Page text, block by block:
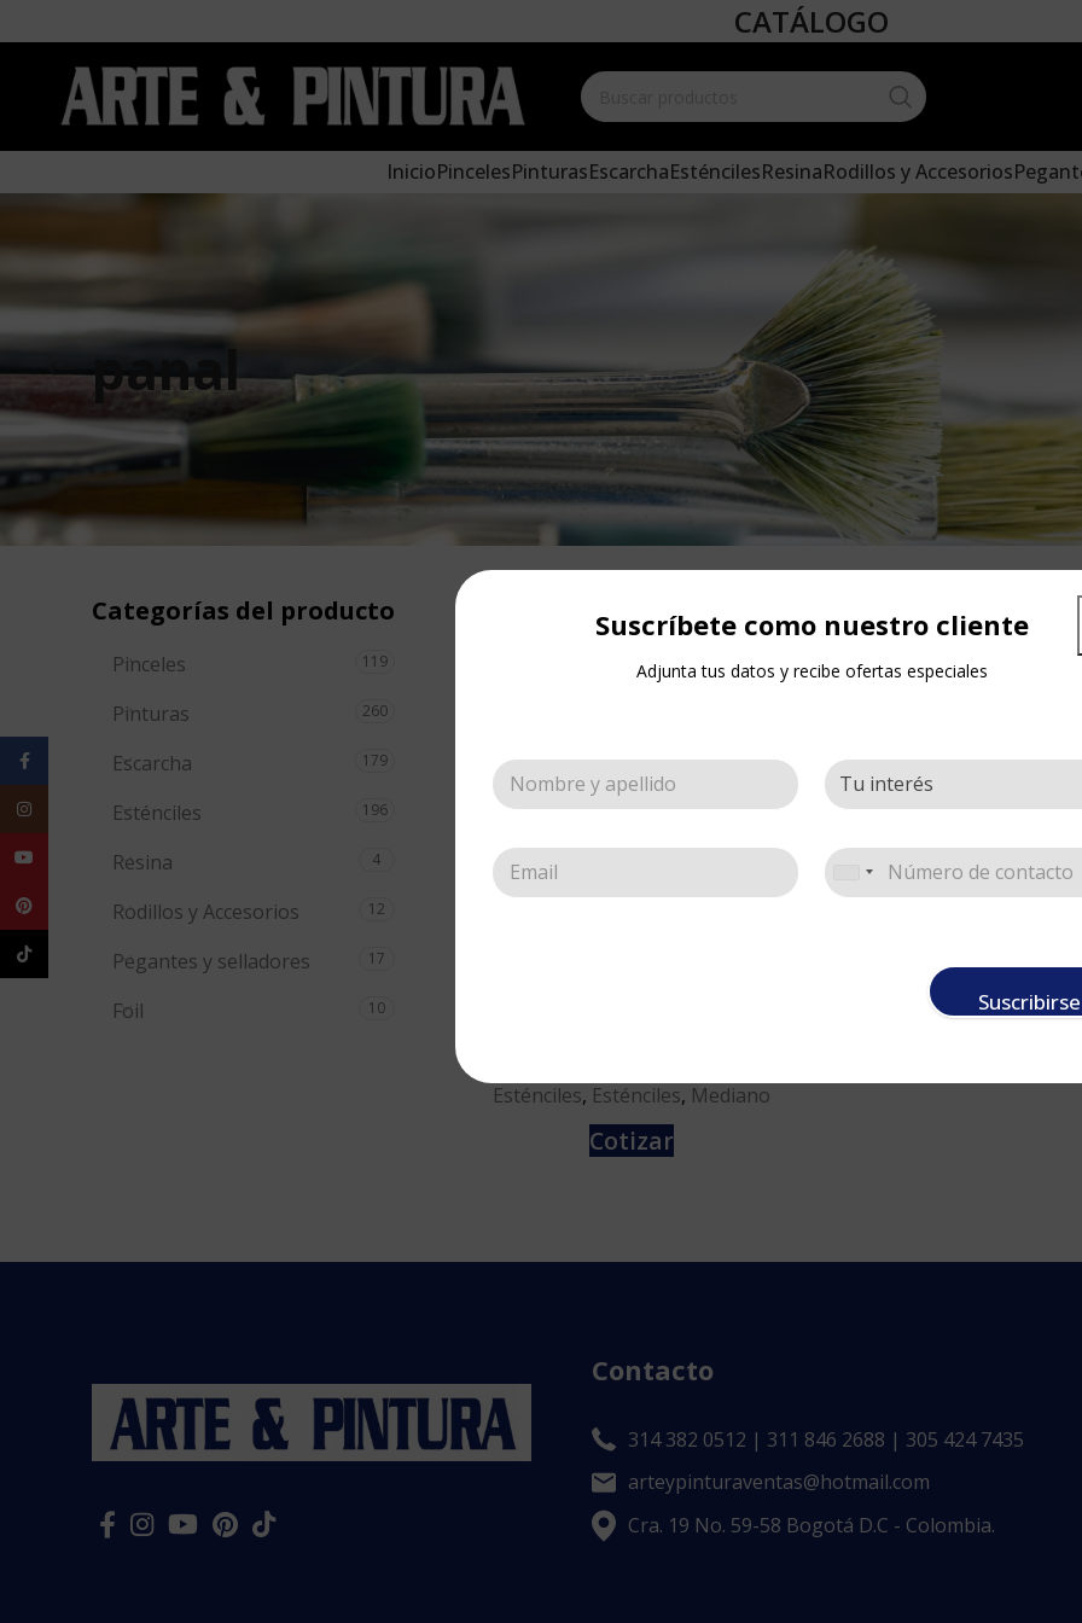
Suscríbete como nuestro cliente
Adjunta tus datos y recibe ofertas especiales
Suscribirse
CATÁLOGO
InicioPincelesPinturasEscarchaEsténcilesResinaRodillos y Accesorios
panal
Categorías del producto
Pinceles 119
Pinturas 260
Escarcha 179
Esténciles 196
Resina 4
Rodillos y Accesorios 12
Pegantes y selladores 17
Foil 10
Productos etiquetados “panal” Mostrar
Esténciles, Esténciles, Mediano
Cotizar
Contacto
314 382 0512 | 311 846 2688 | 305 424 7435
arteypinturaventas@hotmail.com
Cra. 19 No. 59-58 Bogotá D.C - Colombia.
Facebook
Instagram
YouTube
Pinterest